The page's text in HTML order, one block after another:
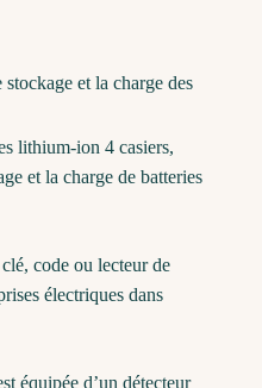
et la charge des
lithium-ion 4 casiers,
et la charge de batteries
code ou lecteur de
électriques dans
équipée d’un détecteur